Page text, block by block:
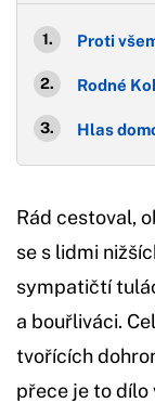
Proti
Rodné
Hlas
Rád cestoval,
se s lidmi
sympatičtí
a bouřliváci.
tvořících
přece je to dílo